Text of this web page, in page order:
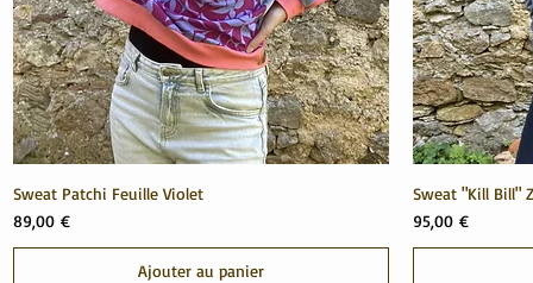
Sweat Patchi Feuille Violet
Prix
89,00 €
Ajouter au panier
Sweat "Kill Bill"
Prix
95,00 €